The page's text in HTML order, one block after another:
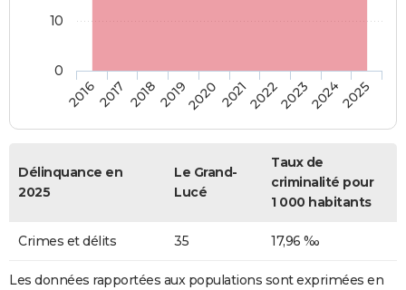
20162017 20182019202020212022202320242025
0
10
Délinquance en
2025
Le Grand-
Lucé
Taux de
criminalité pour
1 000 habitants
Crimes et délits 35 17,96 ‰
Les données rapportées aux populations sont exprimées en